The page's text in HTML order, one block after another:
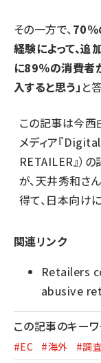
その一方で、 70％
経験によって、追
に89％の消費者
入すると思う」 と
この記事は今西
メディア『
RETAILER』）
が、天井秀和さん
得て、日本向け
関連リンク
Retailers
abusive
この記事のキー
#EC #海外 #調査